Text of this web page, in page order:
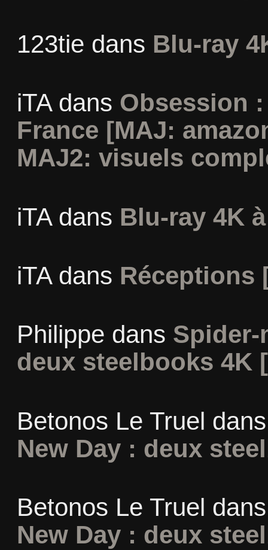
123tie dans Blu-ray
iTAdans Obsession
France [MAJ:
MAJ2: visuels
iTAdans Blu-ray 4K
iTAdans Réceptions
Philippe dans Spider-
deux steelbooks 4K
Betonos Le Truel
New Day : deux
Betonos Le Truel
New Day : deux